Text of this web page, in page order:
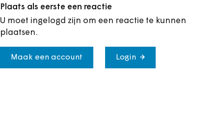
Plaats als eerste een reactie
U moet ingelogd zijn om een reactie te kunnen
plaatsen.
Maak een account Login